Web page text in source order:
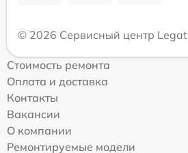
© 2026 Сервисный центр Legat
Стоимость ремонта
Оплата и доставка
Контакты
Вакансии
О компании
Ремонтируемые модели